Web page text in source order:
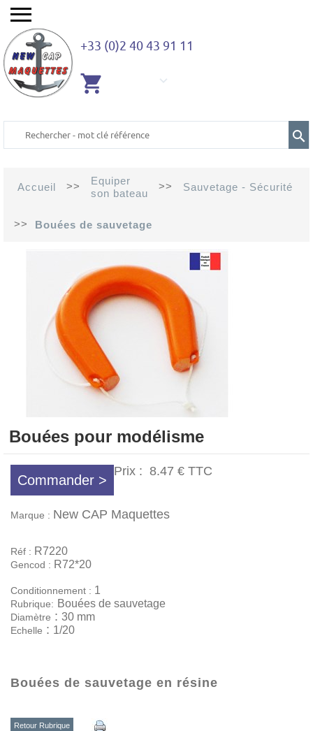
+33 (0)2 40 43 91 11
Accueil >>
Equiper
son bateau
>> Sauvetage - Sécurité
>> Bouées de sauvetage
Bouées pour modélisme
Commander >
Prix : 8.47 € TTC
Marque : New CAP Maquettes
Réf : R7220
Gencod : R72*20
Conditionnement : 1
Rubrique: Bouées de sauvetage
Diamètre : 30 mm
Echelle : 1/20
Bouées de sauvetage en résine
Retour Rubrique